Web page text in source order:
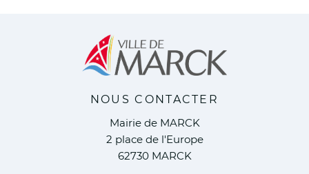
NOUS CONTACTER
Mairie de MARCK
2 place de l'Europe
62730 MARCK